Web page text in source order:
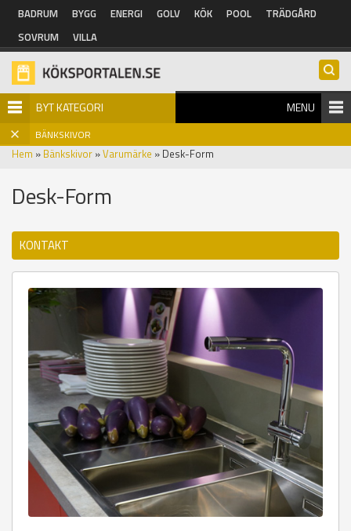
Hoppa till huvudinnehåll
BADRUM BYGG ENERGI GOLV KÖK POOL
TRÄDGÅRD
SOVRUM
VILLA
BYT KATEGORI MENU
BÄNKSKIVOR
Hem » Bänkskivor »Varumärke » Desk-Form
Desk-Form
KONTAKT